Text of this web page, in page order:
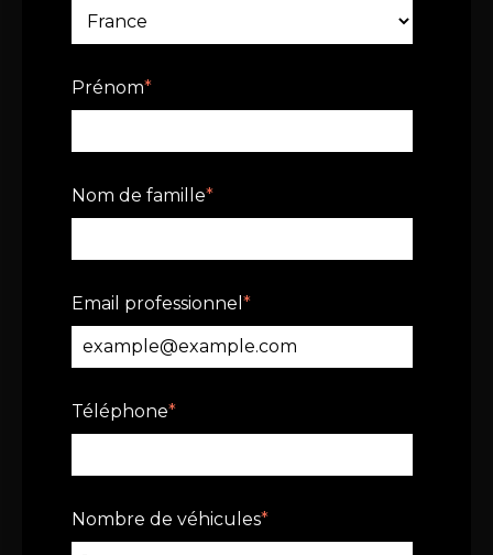
Prénom*
Nom de famille*
Email professionnel *
Téléphone*
Nombre de véhicules*